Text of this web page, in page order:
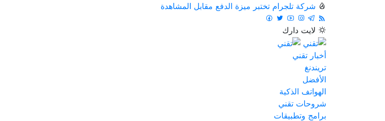
شركة تلجرام تختبر ميزة الدفع مقابل المشاهدة
لايت دارك
أخبار تقني
تريندنغ
الأفضل
الهواتف الذكية
شروحات تقني
برامج وتطبيقات